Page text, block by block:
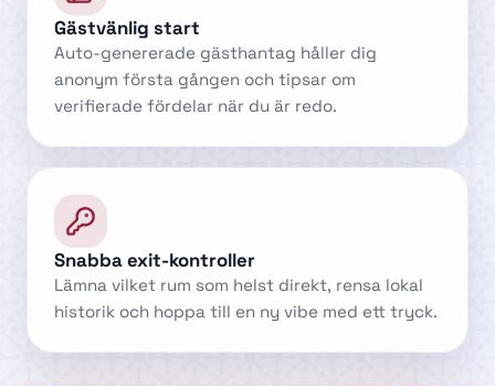
Gästvänlig start
Auto-genererade gästhantag håller dig
anonym första gången och tipsar om
verifierade fördelar när du är redo.
Snabba exit-kontroller
Lämna vilket rum som helst direkt, rensa lokal
historik och hoppa till en ny vibe med ett tryck.